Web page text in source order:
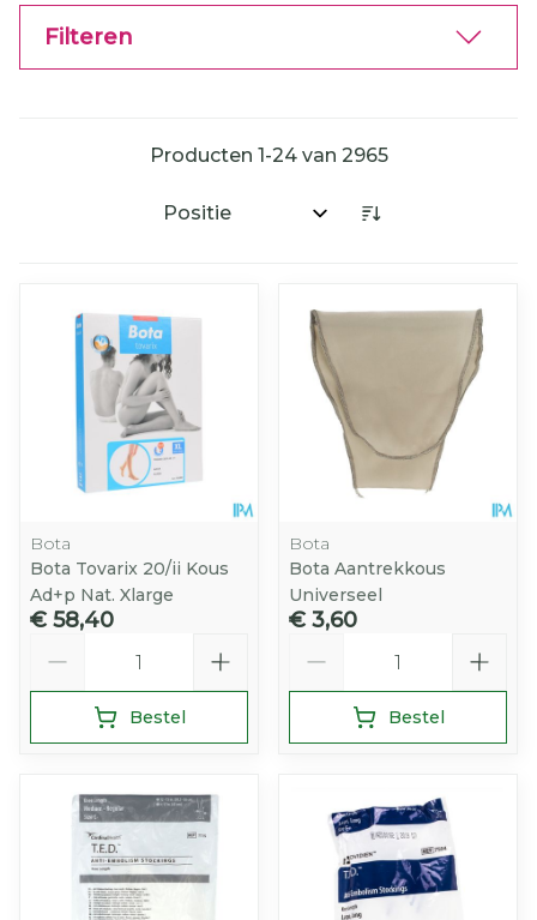
Filteren
Producten 1-24van 2965
Sorteer op:
Bota
Bota Tovarix 20/ii Kous
Ad+p Nat. Xlarge
€ 58,40
Bestel
Bota
Bota Aantrekkous
Universeel
€ 3,60
Bestel